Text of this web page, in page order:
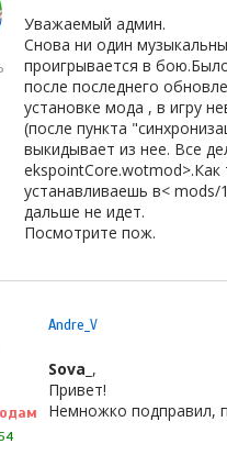
Уважаемый админ.
Снова ни один
проигрывается в
после последнего
установке мода , в игру
(после пункта
выкидывает из нее. Все
ekspointCore.wotmod>.Как
устанавливаешь в< mods/
дальше не идет.
Посмотрите пож.
Andre_V
Sova_ ,
Привет!
Немножко подправил,